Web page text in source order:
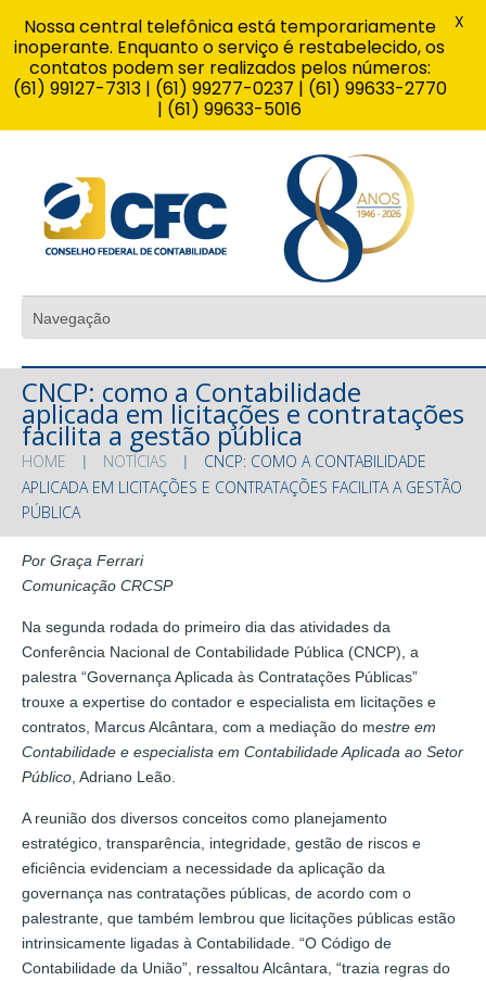
CNCP: como a Contabilidade
aplicada em licitações e contratações
facilita a gestão pública
HOME NOTÍCIAS
CNCP: COMO A CONTABILIDADE
APLICADA EM LICITAÇÕES E CONTRATAÇÕES FACILITA A GESTÃO
PÚBLICA
Por Graça Ferrari
Comunicação CRCSP
Na segunda rodada do primeiro dia das atividades da
Conferência Nacional de Contabilidade Pública (CNCP), a
palestra “Governança Aplicada às Contratações Públicas”
trouxe a expertise do contador e especialista em licitações e
contratos, Marcus Alcântara, com a mediação do mestre em
Contabilidade e especialista em Contabilidade Aplicada ao Setor
Público , Adriano Leão.
A reunião dos diversos conceitos como planejamento
estratégico, transparência, integridade, gestão de riscos e
eficiência evidenciam a necessidade da aplicação da
governança nas contratações públicas, de acordo com o
palestrante, que também lembrou que licitações públicas estão
intrinsicamente ligadas à Contabilidade. “O Código de
Contabilidade da União”, ressaltou Alcântara, “trazia regras do
Nossa central telefônica está temporariamente
inoperante. Enquanto o serviço é restabelecido, os
contatos podem ser realizados pelos números:
(61) 99127-7313 | (61) 99277-0237 | (61) 99633-2770
| (61) 99633-5016
X